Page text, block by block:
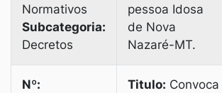
Normativos
Subcategoria:
Decretos
pessoa Idosa
de Nova
Nazaré-МТ.
Nº:
Titulo: Convoca